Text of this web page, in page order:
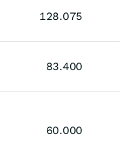
128.075
83.400
60.000